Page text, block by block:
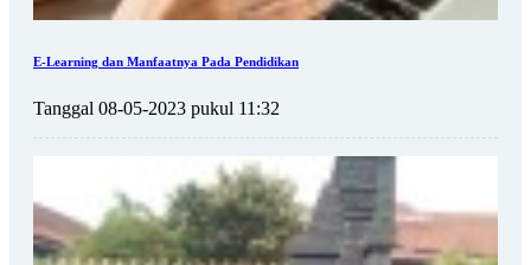
E-Learning dan Manfaatnya Pada Pendidikan
Tanggal 08-05-2023 pukul 11:32